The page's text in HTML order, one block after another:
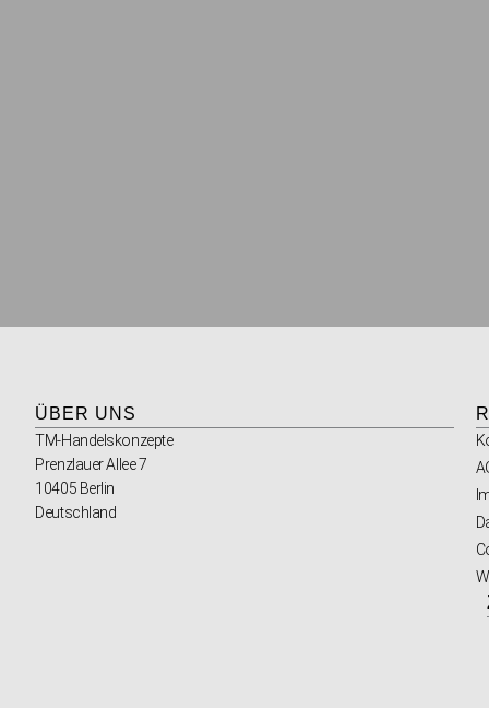
ÜBER UNS
TM-Handelskonzepte
Prenzlauer Allee 7
10405 Berlin
Deutschland